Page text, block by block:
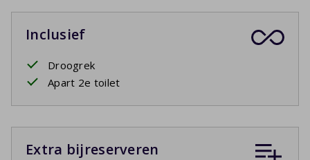
Inclusief
Droogrek
Apart 2e toilet
Extra bijreserveren